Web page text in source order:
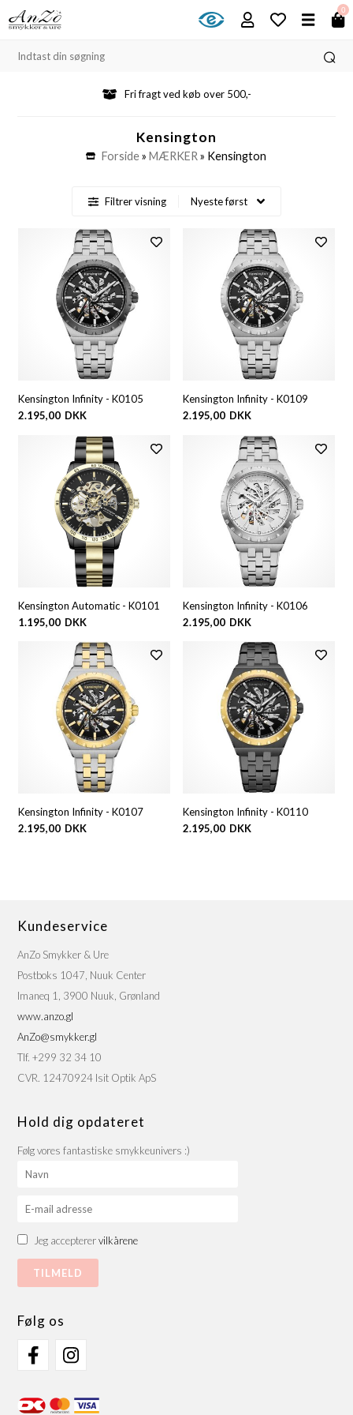
0
Fri fragt ved køb over 500,-
Kensington
Forside»MÆRKER » Kensington
Filtrer visning
Kensington Infinity - K0105
2.195,00 DKK
Kensington Infinity - K0109
2.195,00 DKK
Kensington Automatic - K0101
1.195,00 DKK
Kensington Infinity - K0106
2.195,00 DKK
Kensington Infinity - K0107
2.195,00 DKK
Kensington Infinity - K0110
2.195,00 DKK
Kundeservice
AnZo Smykker & Ure
Postboks 1047, Nuuk Center
Imaneq 1, 3900 Nuuk, Grønland
www.anzo.gl
AnZo@smykker.gl
Tlf. +299 32 34 10
CVR. 12470924 Isit Optik ApS
Hold dig opdateret
Følg vores fantastiske smykkeunivers :)
Jeg accepterervilkårene
Følg os